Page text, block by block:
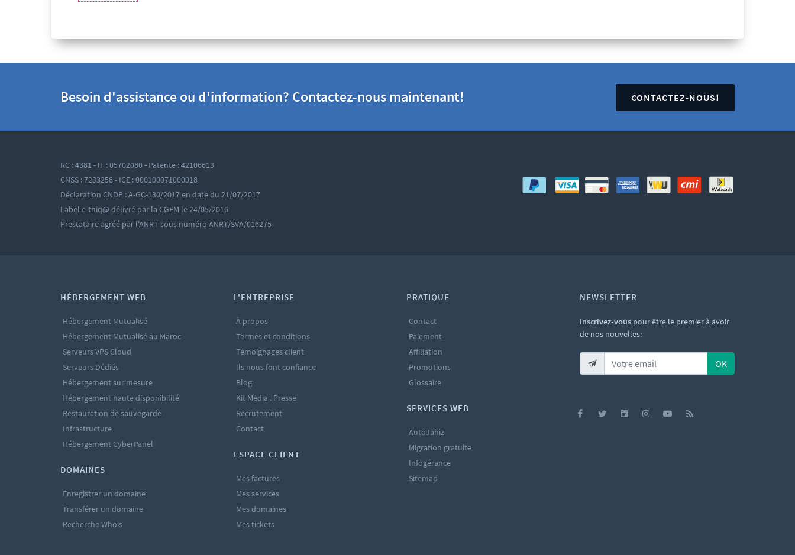
Besoin d'assistance ou d'information? Contactez-nous maintenant! CONTACTEZ-NOUS!
RC : 4381 - IF : 05702080 - Patente : 42106613
CNSS : 7233258 - ICE : 000100071000018
Déclaration CNDP : A-GC-130/2017 en date du 21/07/2017
Label e-thiq@ délivré par la CGEM le 24/05/2016
Prestataire agréé par l'ANRT sous numéro ANRT/SVA/016275
HÉBERGEMENT WEB
Hébergement Mutualisé
Hébergement Mutualisé au Maroc
Serveurs VPS Cloud
Serveurs Dédiés
Hébergement sur mesure
Hébergement haute disponibilité
Restauration de sauvegarde
Infrastructure
Hébergement CyberPanel
DOMAINES
Enregistrer un domaine
Transférer un domaine
Recherche Whois
L'ENTREPRISE
À propos
Termes et conditions
Témoignages client
Ils nous font confiance
Blog
Kit Média . Presse
Recrutement
Contact
ESPACE CLIENT
Mes factures
Mes services
Mes domaines
Mes tickets
PRATIQUE
Contact
Paiement
Affiliation
Promotions
Glossaire
SERVICES WEB
AutoJahiz
Migration gratuite
Infogérance
Sitemap
NEWSLETTER
Inscrivez-vouspour être le premier à avoir
de nos nouvelles:
OK